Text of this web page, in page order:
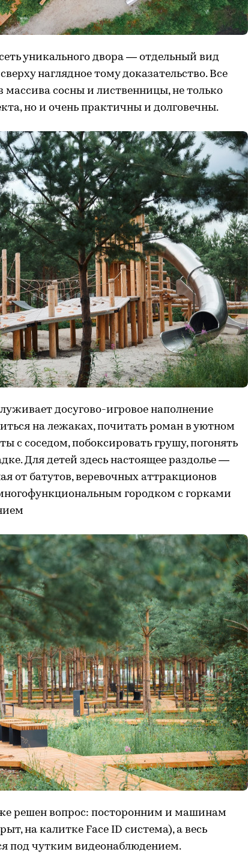
уникального двора — отдельный вид
наглядное тому доказательство. Все
сосны и лиственницы, не только
но и очень практичны и долговечны.
досугово-игровое наполнение
на лежаках, почитать роман в уютном
с соседом, побоксировать грушу, погонять
Для детей здесь настоящее раздолье —
от батутов, веревочных аттракционов
городком с горками
решен вопрос: посторонним и машинам
на калитке Face ID система), а весь
под чутким видеонаблюдением.